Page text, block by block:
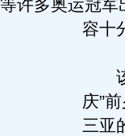
许多奥运冠军
容十
该
庆”
三亚